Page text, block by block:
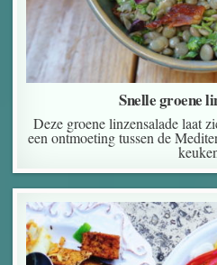
Snelle groene
Deze groene linzensalade laat
een ontmoeting tussen de